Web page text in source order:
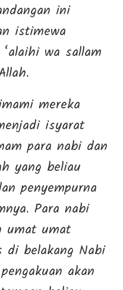
ini
istimewa
wa sallam
mereka
isyarat
para nabi dan
yang beliau
penyempurna
Para nabi
umat umat
belakang Nabi
akan